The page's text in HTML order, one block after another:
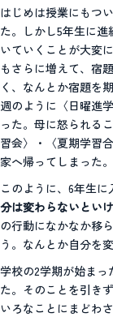
はじめは授業にもつ
た。しかし5年生に
いていくことが大変
もさらに増えて、宿
く、なんとか宿題を
週のように〈日曜進
った。母に怒られる
習会〉・〈夏期学習
家へ帰ってしまった。
このように、6年生に
分は変わらないとい
の行動になかなか移
う。なんとか自分を
学校の2学期が始ま
た。そのことを引き
いろなことにまどわ